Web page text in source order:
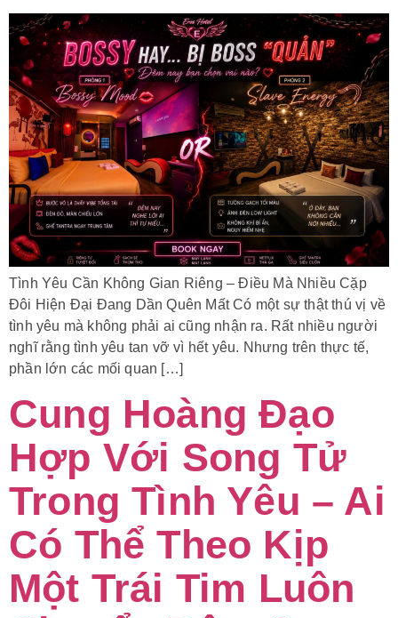
Tình Yêu Cần Không Gian Riêng – Điều Mà Nhiều Cặp
Đôi Hiện Đại Đang Dần Quên Mất Có một sự thật thú vị về
tình yêu mà không phải ai cũng nhận ra. Rất nhiều người
nghĩ rằng tình yêu tan vỡ vì hết yêu. Nhưng trên thực tế,
phần lớn các mối quan […]
Cung Hoàng Đạo
Hợp Với Song Tử
Trong Tình Yêu – Ai
Có Thể Theo Kịp
Một Trái Tim Luôn